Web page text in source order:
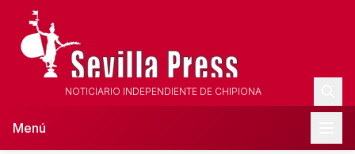
NOTICIARIO INDEPENDIENTE DE CHIPIONA
Menú